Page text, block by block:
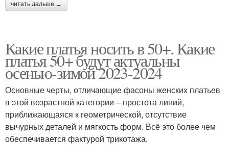
читать дальше →
Какие платья носить в 50+. Какие
платья 50+ будут актуальны
осенью-зимой 2023-2024
Основные черты, отличающие фасоны женских платьев
в этой возрастной категории – простота линий,
приближающаяся к геометрической, отсутствие
вычурных деталей и мягкость форм. Всё это более чем
обеспечивается фактурой трикотажа.